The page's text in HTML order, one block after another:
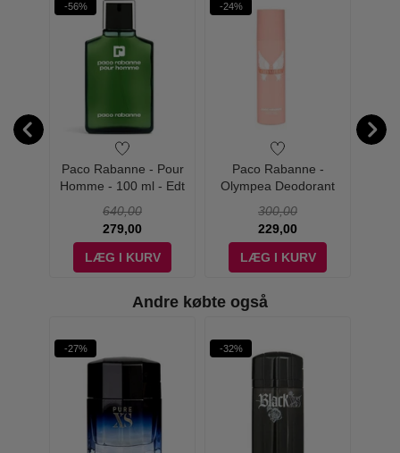
Lady Million
Phantom
-56%
Paco Rabanne - Pour
Homme - 100 ml - Edt
640,00
279,00
LÆG I KURV
-24%
Paco Rabanne -
Olympea Deodorant
300,00
229,00
LÆG I KURV
Andre købte også
-27% -32%